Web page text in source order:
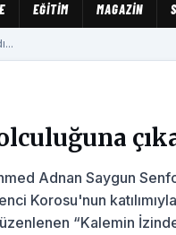
EĞİTİM MAGAZİN
Adnan Saygun
Korosu'nun
“Kalemin